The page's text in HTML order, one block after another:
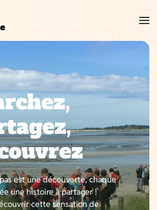
est une découverte, chaque
une histoire à partager !
cette sensation de